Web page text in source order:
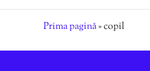
Prima pagină»copil